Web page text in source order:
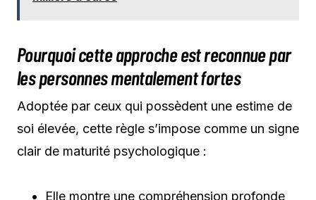
Pourquoi cette approche est reconnue par
les personnes mentalement fortes
Adoptée par ceux qui possèdent une estime de
soi élevée, cette règle s’impose comme un signe
clair de maturité psychologique :
Elle montre une compréhension profonde